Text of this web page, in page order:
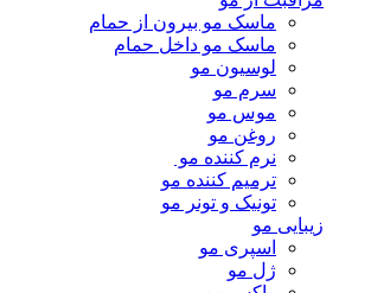
ماسک مو بیرون از حمام
ماسک مو داخل حمام
لوسیون مو
سرم مو
موس مو
روغن مو
نرم کننده مو
ترمیم کننده مو
تونیک و تونر مو
زیبایی مو
اسپری مو
ژل مو